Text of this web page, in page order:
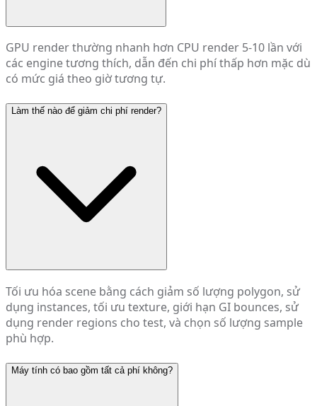
GPU render thường nhanh hơn CPU render 5-10 lần với
các engine tương thích, dẫn đến chi phí thấp hơn mặc dù
có mức giá theo giờ tương tự.
Làm thế nào để giảm chi phí render?
Tối ưu hóa scene bằng cách giảm số lượng polygon, sử
dụng instances, tối ưu texture, giới hạn GI bounces, sử
dụng render regions cho test, và chọn số lượng sample
phù hợp.
Máy tính có bao gồm tất cả phí không?